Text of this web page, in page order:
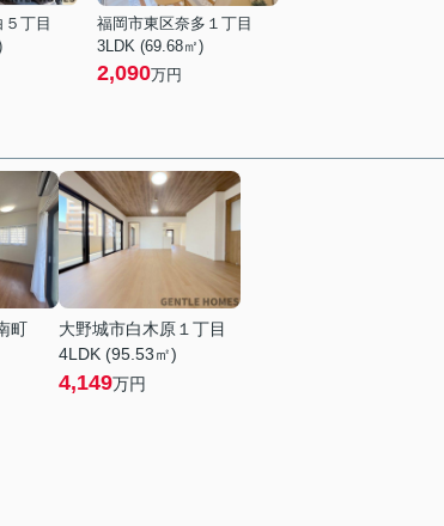
丁目
福岡市東区奈多１丁目
3LDK (69.68㎡)
2,090万円
町
大野城市白木原１丁目
4LDK (95.53㎡)
4,149万円